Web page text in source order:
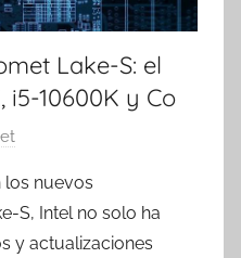
Lake-S: el
i5-10600K y Co
los nuevos
S, Intel no solo ha
y actualizaciones